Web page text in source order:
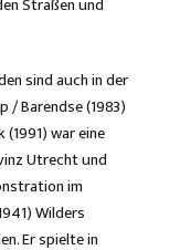
sind auch in der
/ Barendse (1983)
(1991) war eine
Utrecht und
im
Wilders
Er spielte in